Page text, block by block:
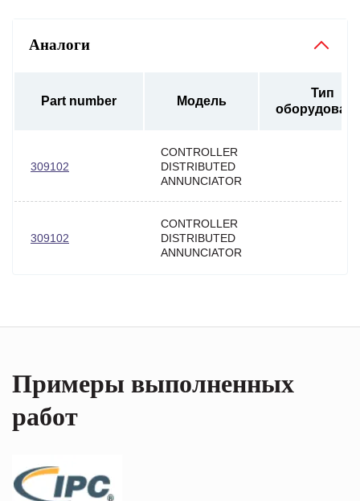
Аналоги
Part number Модель
Тип
309102
CONTROLLER
DISTRIBUTED
ANNUNCIATOR
309102
CONTROLLER
DISTRIBUTED
ANNUNCIATOR
Примеры выполненных
работ